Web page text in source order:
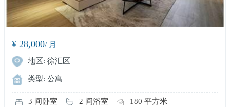
¥ 28,000/ 月
地区: 徐汇区
类型: 公寓
3 间卧室 2 间浴室 180 平方米